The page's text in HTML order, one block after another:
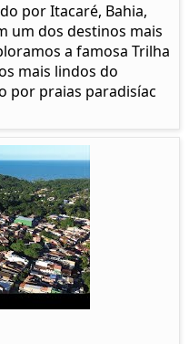
por Itacaré, Bahia,
um dos destinos mais
a famosa Trilha
mais lindos do
por praias paradisíac